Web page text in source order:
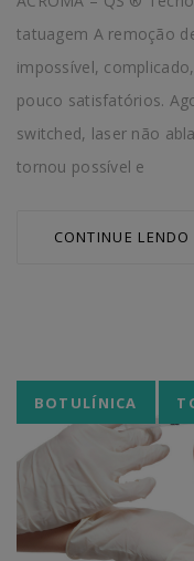
tatuagem A remoção
impossível,
pouco satisfatórios.
switched, laser não
tornou possível e
CONTINUE LENDO
Tags
BOTULÍNICA